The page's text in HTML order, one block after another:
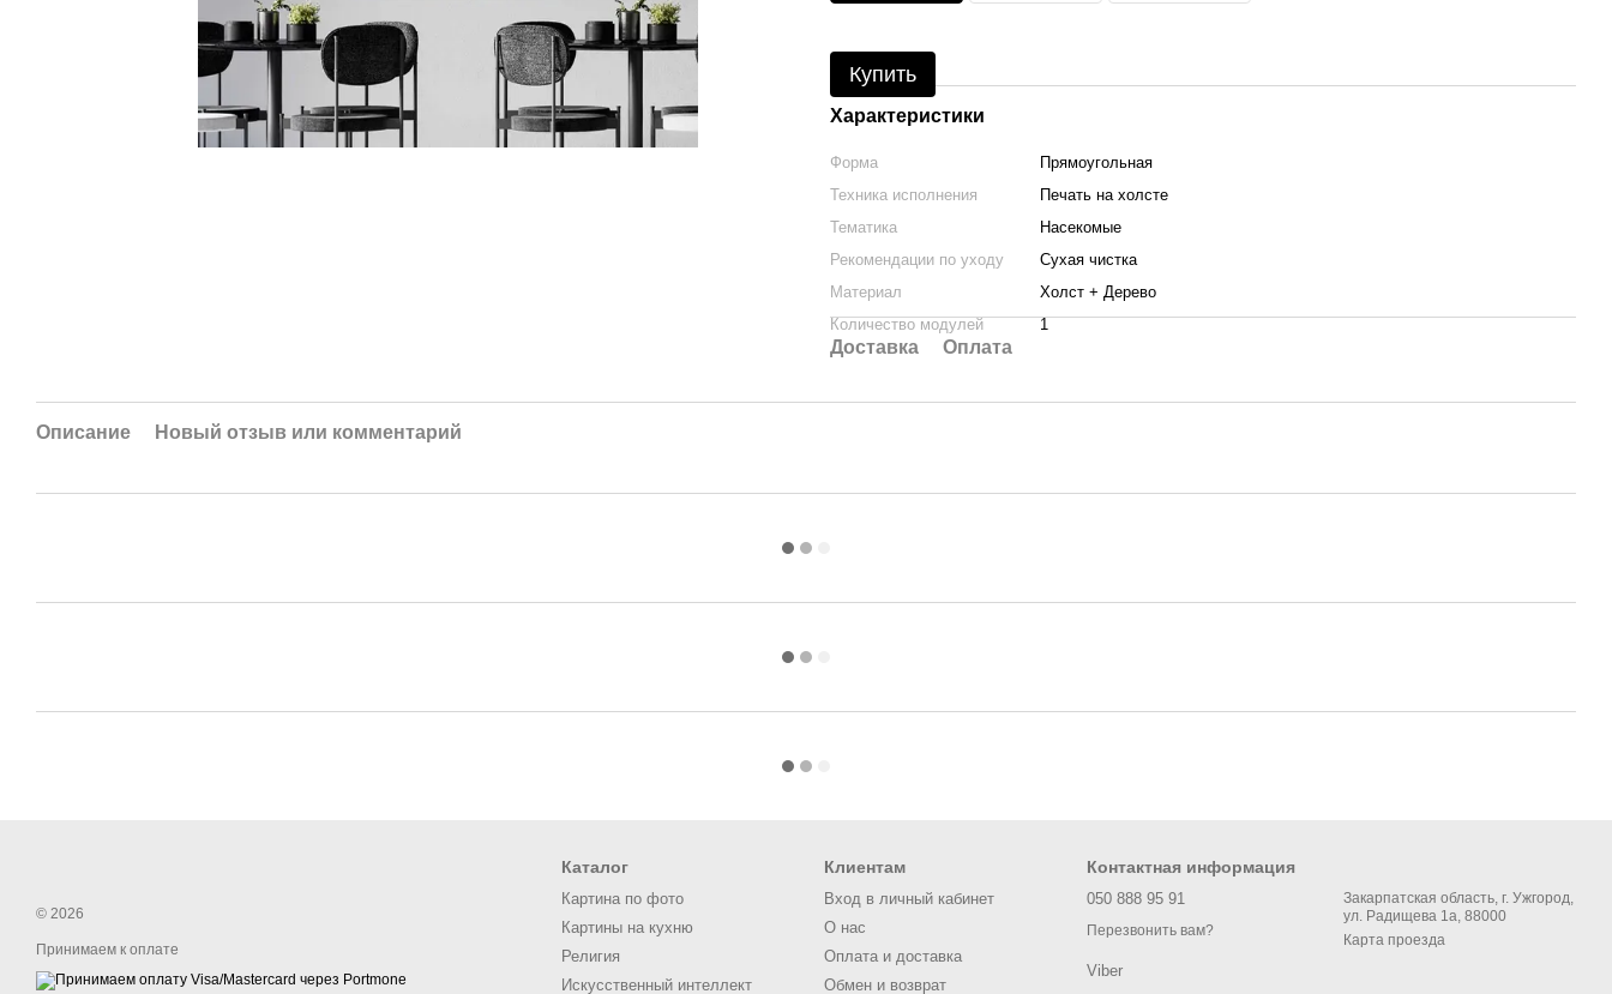
Купить
Характеристики
Форма
Прямоугольная
Техника исполнения
Печать на холсте
Тематика
Насекомые
Рекомендации по уходу
Сухая чистка
Материал
Холст + Дерево
Количество модулей
1
Доставка Оплата
Описание Новый отзыв или комментарий
© 2026
Принимаем к оплате
Каталог
Картина по фото
Картины на кухню
Религия
Искусственный интеллект
Клиентам
Вход в личный кабинет
О нас
Оплата и доставка
Обмен и возврат
Контактная информация
050 888 95 91
Перезвонить вам?
Viber
Закарпатская область, г. Ужгород,
ул. Радищева 1а, 88000
Карта проезда